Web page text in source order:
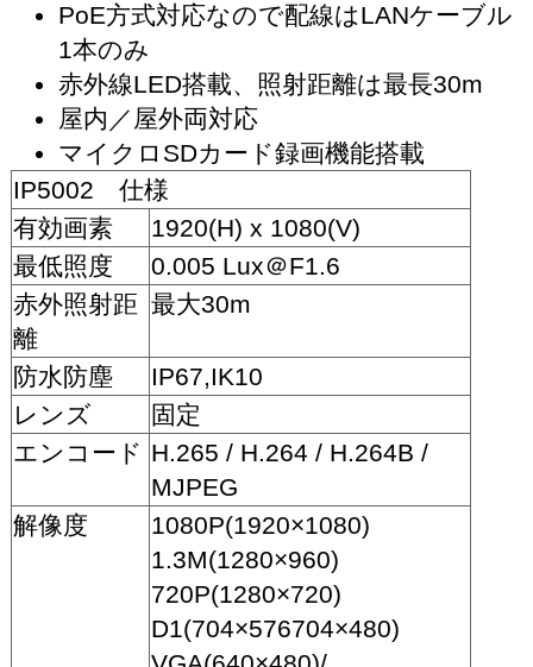
PoE方式対応なので配線はLANケーブル
1本のみ
赤外線LED搭載、照射距離は最長30m
屋内／屋外両対応
マイクロSDカード録画機能搭載
IP5002 仕様
有効画素
1920(H) x 1080(V)
最低照度
0.005 Lux＠F1.6
赤外照射距
離
最大30m
防水防塵
IP67,IK10
レンズ
固定
エンコード H.265 / H.264 / H.264B /
MJPEG
解像度
1080P(1920×1080)
1.3M(1280×960)
720P(1280×720)
D1(704×576704×480)